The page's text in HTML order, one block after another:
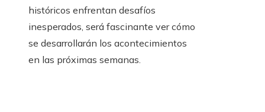
históricos enfrentan desafíos
inesperados, será fascinante ver cómo
se desarrollarán los acontecimientos
en las próximas semanas.